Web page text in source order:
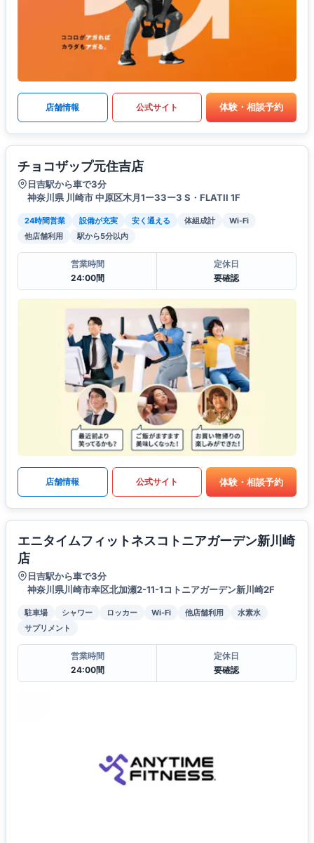
店舗情報 公式サイト 体験・相談予約
チョコザップ元住吉店
日吉駅から車で3分
神奈川県 川崎市 中原区木月1ー33ー3 S・FLATII 1F
24時間営業 設備が充実 安く通える 体組成計
Wi-Fi
他店舗利用
駅から5分以内
営業時間
24:00間
定休日
要確認
店舗情報 公式サイト 体験・相談予約
エニタイムフィットネスコトニアガーデン新川崎
店
日吉駅から車で3分
神奈川県川崎市幸区北加瀬2-11-1コトニアガーデン新川崎2F
駐車場 シャワー ロッカー Wi-Fi 他店舗利用
水素水
サプリメント
営業時間
24:00間
定休日
要確認